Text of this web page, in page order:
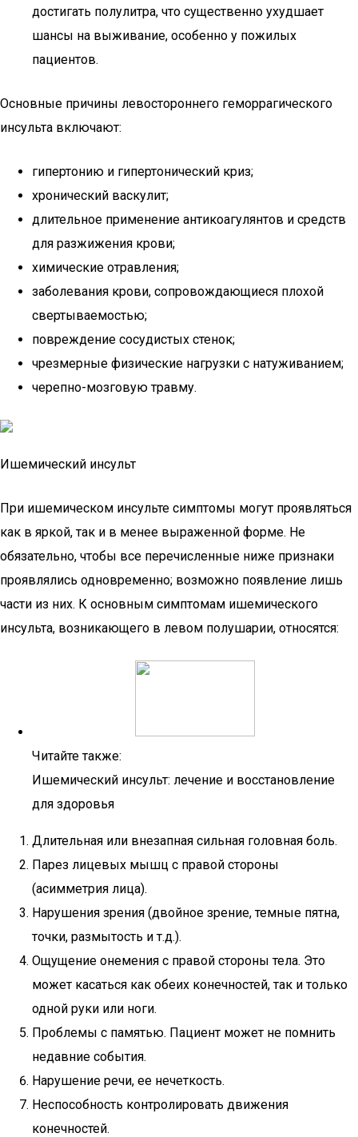
достигать полулитра, что существенно ухудшает
шансы на выживание, особенно у пожилых
пациентов.
Основные причины левостороннего геморрагического
инсульта включают:
гипертонию и гипертонический криз;
хронический васкулит;
длительное применение антикоагулянтов и средств
для разжижения крови;
химические отравления;
заболевания крови, сопровождающиеся плохой
свертываемостью;
повреждение сосудистых стенок;
чрезмерные физические нагрузки с натуживанием;
черепно-мозговую травму.
Ишемический инсульт
При ишемическом инсульте симптомы могут проявляться
как в яркой, так и в менее выраженной форме. Не
обязательно, чтобы все перечисленные ниже признаки
проявлялись одновременно; возможно появление лишь
части из них. К основным симптомам ишемического
инсульта, возникающего в левом полушарии, относятся:
Читайте также:
Ишемический инсульт: лечение и восстановление
для здоровья
Длительная или внезапная сильная головная боль.
Парез лицевых мышц с правой стороны
(асимметрия лица).
Нарушения зрения (двойное зрение, темные пятна,
точки, размытость и т.д.).
Ощущение онемения с правой стороны тела. Это
может касаться как обеих конечностей, так и только
одной руки или ноги.
Проблемы с памятью. Пациент может не помнить
недавние события.
Нарушение речи, ее нечеткость.
Неспособность контролировать движения
конечностей.